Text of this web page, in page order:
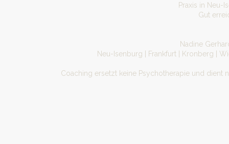
Praxis in Neu-
Gut
Nadine
Neu-Isenburg | Frankfurt | Kronberg |
Coaching ersetzt keine Psychotherapie und dient